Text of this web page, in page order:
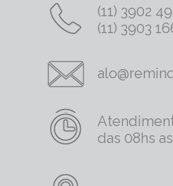
(11) 3902
(11) 3903
das 08hs